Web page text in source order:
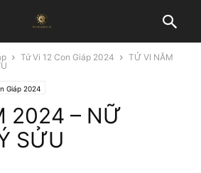
Tử Vi 12 Con Giáp 2024
TỬ VI NĂM
Giáp 2024
2024 – NỮ
SỬU